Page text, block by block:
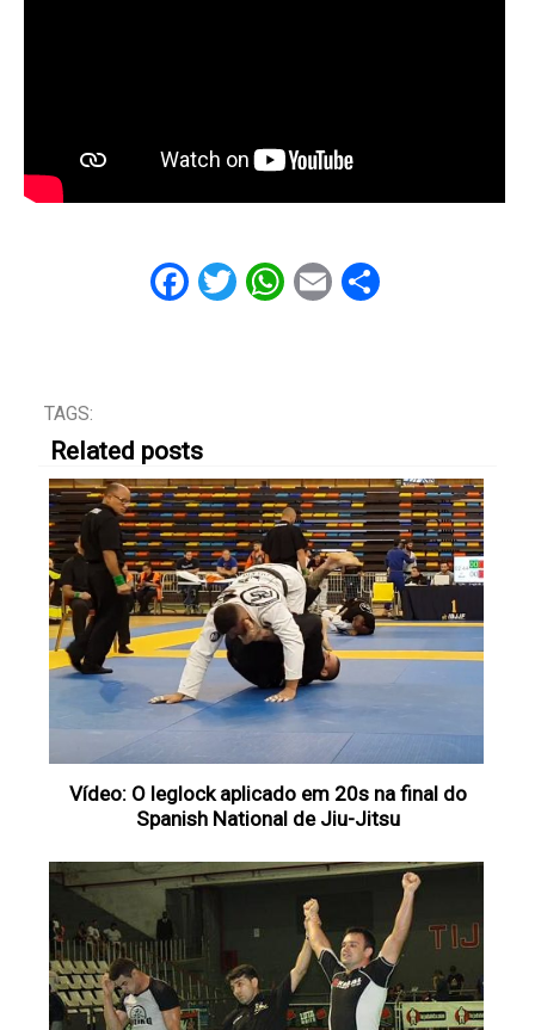
Facebook
Twitter
WhatsApp
EmailShare
TAGS:
Related posts
Vídeo: O leglock aplicado em 20s na final do
Spanish National de Jiu-Jitsu